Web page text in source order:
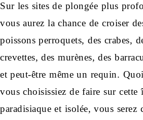
Sur les sites de plongée plus
vous aurez la chance de croiser
poissons perroquets, des crabes,
crevettes, des murènes, des
et peut-être même un requin.
vous choisissiez de faire sur cette
paradisiaque et isolée, vous serez